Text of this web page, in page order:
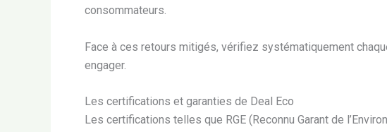
consommateurs.
Face à ces retours mitigés, vérifiez systématiquement
engager.
Les certifications et garanties de Deal Eco
Les certifications telles que RGE (Reconnu Garant de